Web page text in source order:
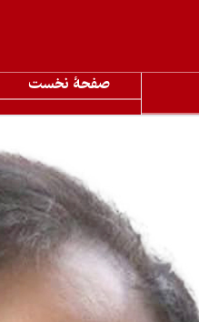
صفحۀ نخست